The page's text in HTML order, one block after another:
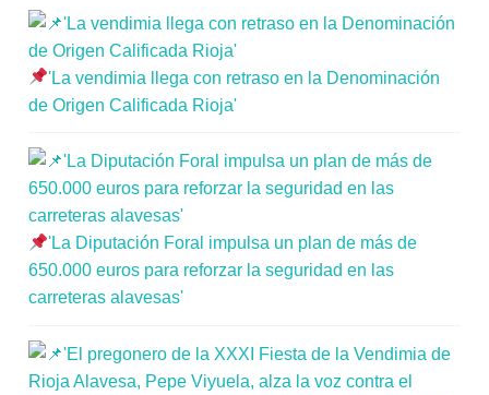
'La vendimia llega con retraso en la Denominación
de Origen Calificada Rioja'
'La Diputación Foral impulsa un plan de más de
650.000 euros para reforzar la seguridad en las
carreteras alavesas'